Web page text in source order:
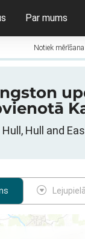
Par mums
Notiek mērīšana
Hull and